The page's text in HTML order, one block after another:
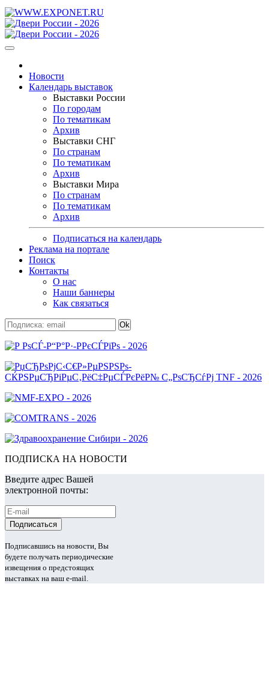
Новости
Календарь выставок
Выставки России
По городам
По тематикам
Архив
Выставки СНГ
По странам
По тематикам
Архив
Выставки Мира
По странам
По тематикам
Архив
Подписаться на календарь
Реклама на портале
Поиск
Контакты
О нас
Наши баннеры
Как связаться
ПОДПИСКА НА НОВОСТИ
Введите адрес Вашей
электронной почты:
Подписавшись на новости, Вы
будете получать периодические
извещения о предстоящих
выставках на ваш e-mail.